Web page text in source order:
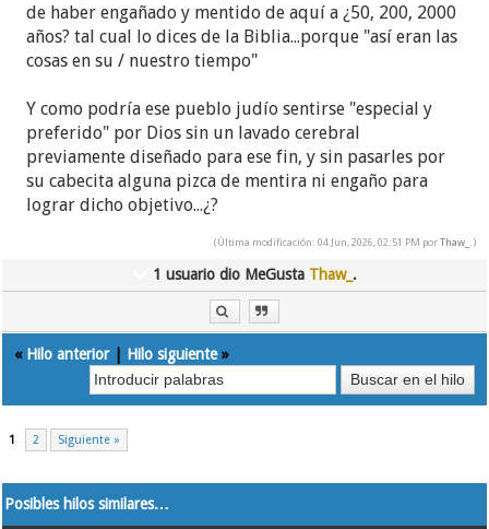
de haber engañado y mentido de aquí a ¿50, 200, 2000
años? tal cual lo dices de la Biblia...porque "así eran las
cosas en su / nuestro tiempo"
Y como podría ese pueblo judío sentirse "especial y
preferido" por Dios sin un lavado cerebral
previamente diseñado para ese fin, y sin pasarles por
su cabecita alguna pizca de mentira ni engaño para
lograr dicho objetivo...¿?
(Última modificación: 04 Jun, 2026, 02:51 PM porThaw_ .)
1 usuario dio MeGusta Thaw_ .
« Hilo anterior| Hilo siguiente»
1 2 Siguiente »
Posibles hilos similares…